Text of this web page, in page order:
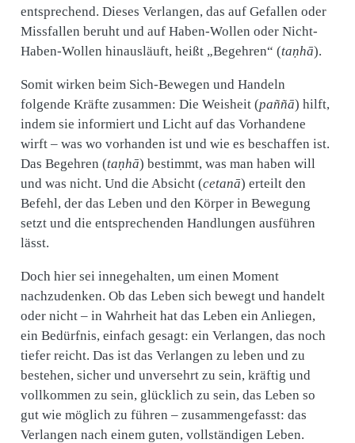
entsprechend. Dieses Verlangen, das auf Gefallen oder
Missfallen beruht und auf Haben-Wollen oder Nicht-
Haben-Wollen hinausläuft, heißt „Begehren“ (taṇhā).
Somit wirken beim Sich-Bewegen und Handeln
folgende Kräfte zusammen: Die Weisheit (paññā) hilft,
indem sie informiert und Licht auf das Vorhandene
wirft – was wo vorhanden ist und wie es beschaffen ist.
Das Begehren (taṇhā) bestimmt, was man haben will
und was nicht. Und die Absicht (cetanā) erteilt den
Befehl, der das Leben und den Körper in Bewegung
setzt und die entsprechenden Handlungen ausführen
lässt.
Doch hier sei innegehalten, um einen Moment
nachzudenken. Ob das Leben sich bewegt und handelt
oder nicht – in Wahrheit hat das Leben ein Anliegen,
ein Bedürfnis, einfach gesagt: ein Verlangen, das noch
tiefer reicht. Das ist das Verlangen zu leben und zu
bestehen, sicher und unversehrt zu sein, kräftig und
vollkommen zu sein, glücklich zu sein, das Leben so
gut wie möglich zu führen – zusammengefasst: das
Verlangen nach einem guten, vollständigen Leben.